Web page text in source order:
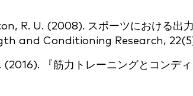
R. U. (2008). スポーツにおける出力
and Conditioning Research,
『筋力トレーニングとコンディ